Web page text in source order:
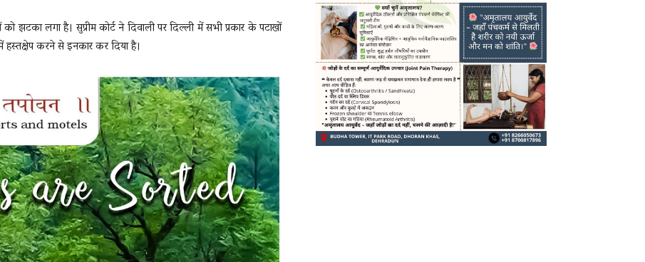
झटका लगा है। सुप्रीम कोर्ट ने दिवाली पर दिल्ली में सभी प्रकार के पटाखों
करने से इनकार कर दिया है।